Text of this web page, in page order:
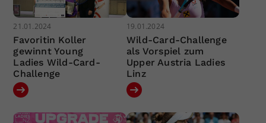
21.01.2024
Favoritin Koller
gewinnt Young
Ladies Wild-Card-
Challenge
19.01.2024
Wild-Card-Challenge
als Vorspiel zum
Upper Austria Ladies
Linz